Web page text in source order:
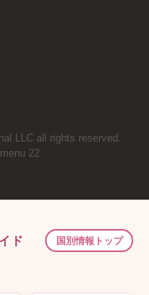
LLC all rights reserved.
22
ド 国別情報トップ